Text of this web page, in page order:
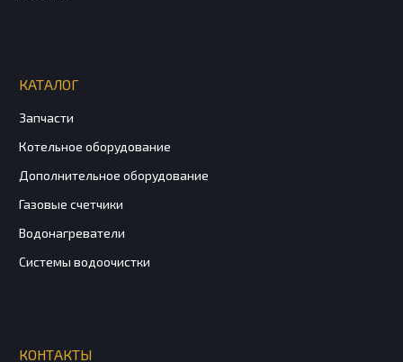
КАТАЛОГ
Запчасти
Котельное оборудование
Дополнительное оборудование
Газовые счетчики
Водонагреватели
Системы водоочистки
КОНТАКТЫ